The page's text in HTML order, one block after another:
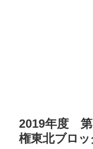
2019年度 第
権東北ブロ